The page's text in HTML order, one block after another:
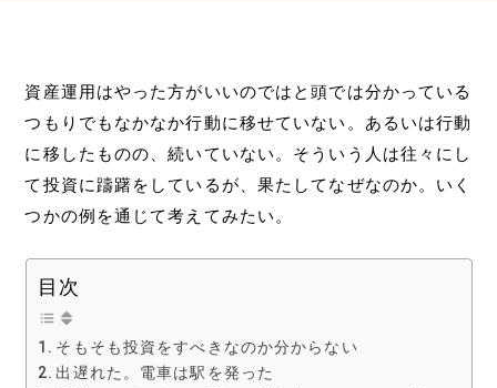
資産運用はやった方がいいのではと頭では分かっている
つもりでもなかなか行動に移せていない。あるいは行動
に移したものの、続いていない。そういう人は往々にし
て投資に躊躇をしているが、果たしてなぜなのか。いく
つかの例を通じて考えてみたい。
目次
そもそも投資をすべきなのか分からない
出遅れた。電車は駅を発った